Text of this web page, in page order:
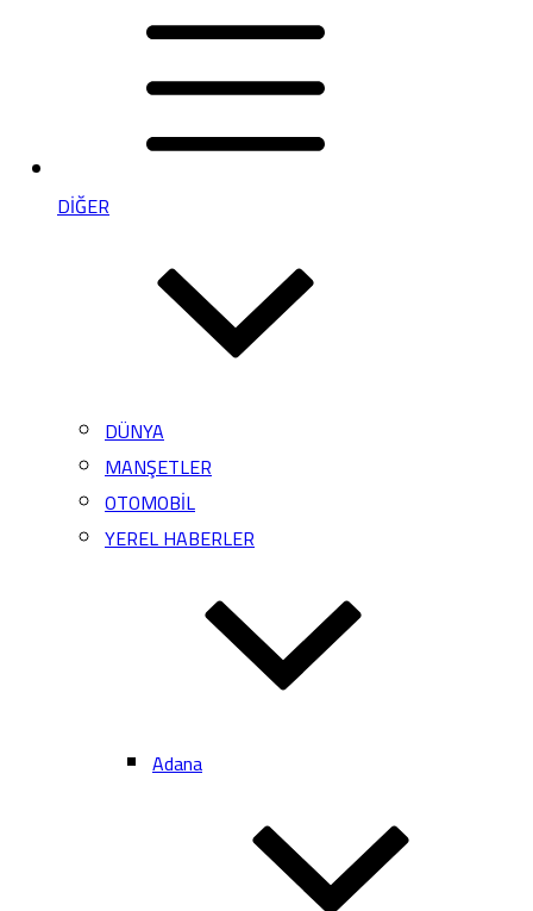
DİĞER
DÜNYA
MANŞETLER
OTOMOBİL
YEREL HABERLER
Adana